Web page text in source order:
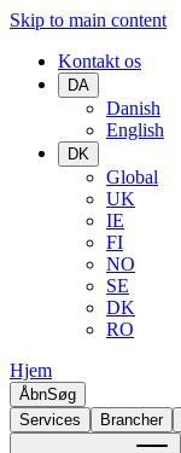
Skip to main content
Kontakt os
DA
Danish
English
DK
Global
UK
IE
FI
NO
SE
DK
RO
Hjem
ÅbnSøg
Services
Brancher